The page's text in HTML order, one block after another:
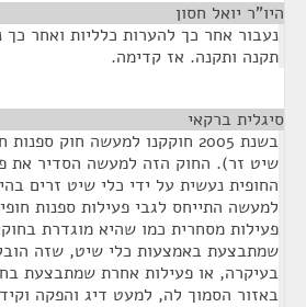
היו"ר יואל חסון
נעבור אחר כך להערות כלליות ואחר כך
תקנה ותקנה. אז קדימה.
סיגלית ברקאי
בשנת 2005 חוקקנו למעשה חוק
שיט זר). החוק הזה למעשה הסדיר את
החופית נעשית על ידי כלי שיט זרים
למעשה התייחס לגבי פעילות ספנות
פעילות מסחרית כמו שהיא מוגדרת
שמתבצעת באמצעות כלי שיט, שזה
בעיקרה, או פעילות אחרת שמתבצעת
באזור הסמוך לה, למעט דיג והפקה